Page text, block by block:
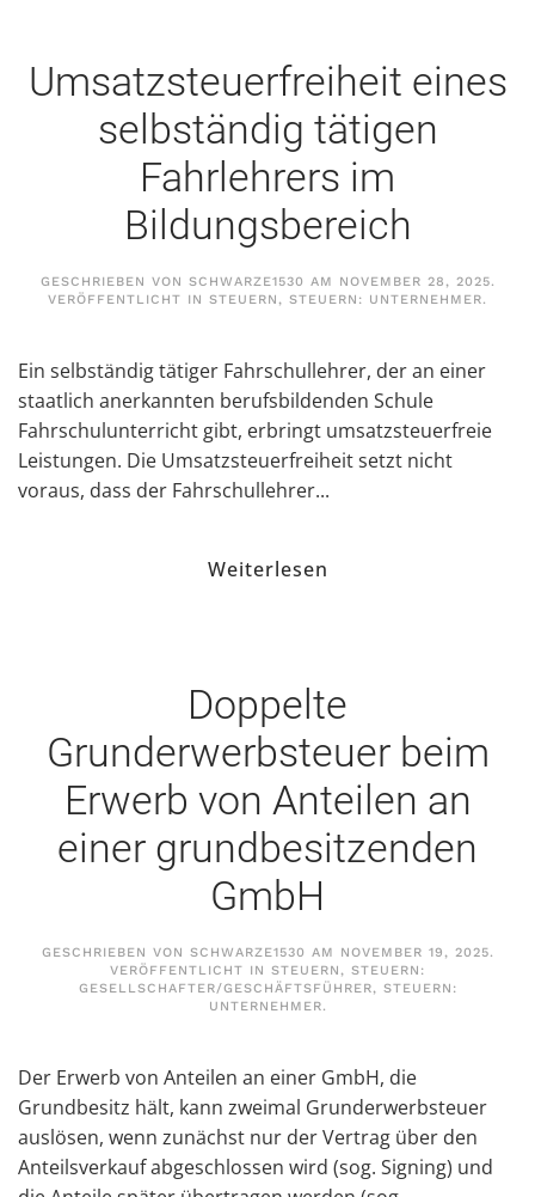
Umsatzsteuerfreiheit eines
selbständig tätigen
Fahrlehrers im
Bildungsbereich
GESCHRIEBEN VON SCHWARZE1530 AM NOVEMBER 28, 2025.
VERÖFFENTLICHT IN STEUERN, STEUERN: UNTERNEHMER.
Ein selbständig tätiger Fahrschullehrer, der an einer
staatlich anerkannten berufsbildenden Schule
Fahrschulunterricht gibt, erbringt umsatzsteuerfreie
Leistungen. Die Umsatzsteuerfreiheit setzt nicht
voraus, dass der Fahrschullehrer...
Weiterlesen
Doppelte
Grunderwerbsteuer beim
Erwerb von Anteilen an
einer grundbesitzenden
GmbH
GESCHRIEBEN VON SCHWARZE1530 AM NOVEMBER 19, 2025.
VERÖFFENTLICHT IN STEUERN, STEUERN:
GESELLSCHAFTER/GESCHÄFTSFÜHRER, STEUERN:
UNTERNEHMER.
Der Erwerb von Anteilen an einer GmbH, die
Grundbesitz hält, kann zweimal Grunderwerbsteuer
auslösen, wenn zunächst nur der Vertrag über den
Anteilsverkauf abgeschlossen wird (sog. Signing) und